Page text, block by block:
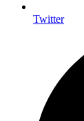
Twitter